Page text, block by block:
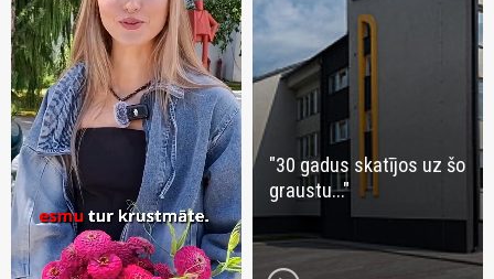
"30 gadus skatījos uz šo
graustu..."